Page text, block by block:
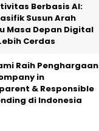
Berbasis AI:
Susun Arah
Masa Depan Digital
Cerdas
Raih Penghargaan
in
& Responsible
di Indonesia